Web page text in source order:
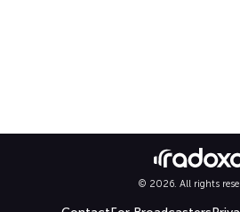
© 2026. All rights